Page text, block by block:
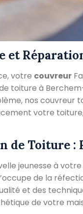
et
votre couvreur
toiture à
nos couvreur
votre
de Toiture :
jeunesse à
de la
et des
de votre